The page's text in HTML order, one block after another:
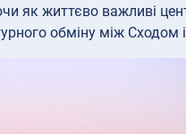
як життєво важливі
обміну між Сходом